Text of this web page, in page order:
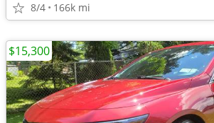
8/4 166k mi
$15,300